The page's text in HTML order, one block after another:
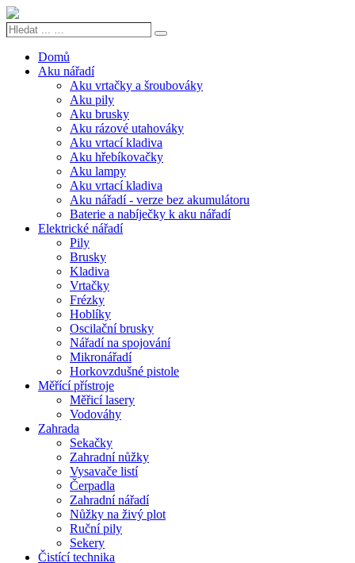
Hledat
Search
Domů
Aku nářadí
Aku vrtačky a šroubováky
Aku pily
Aku brusky
Aku rázové utahováky
Aku vrtací kladiva
Aku hřebíkovačky
Aku lampy
Aku vrtací kladiva
Aku nářadí - verze bez akumulátoru
Baterie a nabíječky k aku nářadí
Elektrické nářadí
Pily
Brusky
Kladiva
Vrtačky
Frézky
Hoblíky
Oscilační brusky
Nářadí na spojování
Mikronářadí
Horkovzdušné pistole
Měřící přístroje
Měřicí lasery
Vodováhy
Zahrada
Sekačky
Zahradní nůžky
Vysavače listí
Čerpadla
Zahradní nářadí
Nůžky na živý plot
Ruční pily
Sekery
Čistící technika